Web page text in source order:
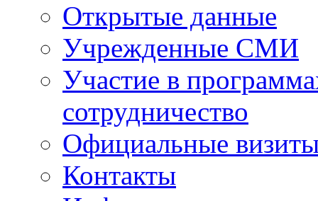
Открытые данные
Учрежденные СМИ
Участие в
сотрудничество
Официальные
Контакты